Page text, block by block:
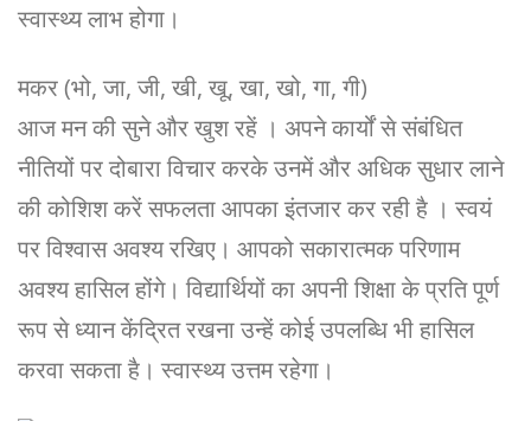
स्वास्थ्य लाभ होगा।
मकर (भो, जा, जी, खी, खू, खा, खो, गा, गी)
आज मन की सुने और खुश रहें । अपने कार्यों से संबंधित
नीतियों पर दोबारा विचार करके उनमें और अधिक सुधार लाने
की कोशिश करें सफलता आपका इंतजार कर रही है । स्वयं
पर विश्वास अवश्य रखिए। आपको सकारात्मक परिणाम
अवश्य हासिल होंगे। विद्यार्थियों का अपनी शिक्षा के प्रति पूर्ण
रूप से ध्यान केंद्रित रखना उन्हें कोई उपलब्धि भी हासिल
करवा सकता है। स्वास्थ्य उत्तम रहेगा।